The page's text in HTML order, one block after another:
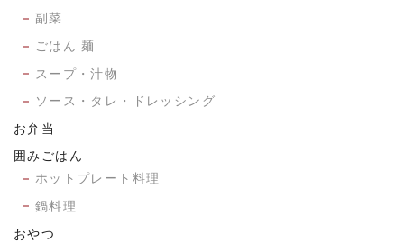
副菜
ごはん 麺
スープ・汁物
ソース・タレ・ドレッシング
お弁当
囲みごはん
ホットプレート料理
鍋料理
おやつ